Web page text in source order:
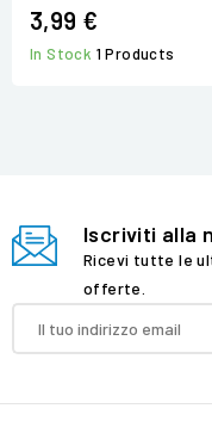
3,99 €
In Stock 1 Products
Iscriviti alla
Ricevi tutte le
offerte.